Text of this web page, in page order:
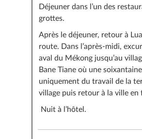
Déjeuner dans l’un des
grottes.
Après le déjeuner, retour à
route. Dans l’après-midi,
aval du Mékong jusqu’au
Bane Tiane où une
uniquement du travail de la
village puis retour à la ville en
Nuit à l’hôtel.